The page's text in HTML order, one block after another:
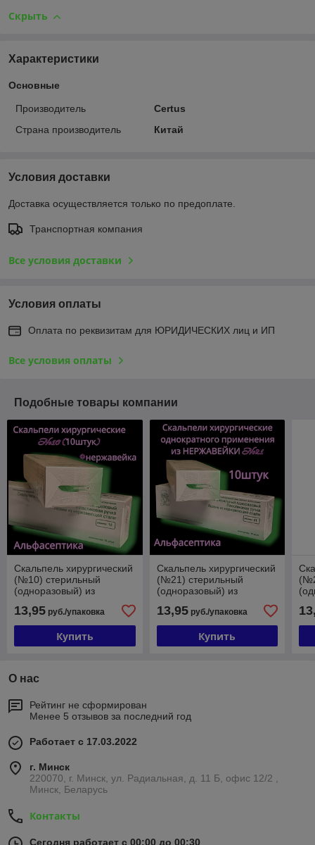
Скрыть
Характеристики
Основные
Производитель
Certus
Страна производитель
Китай
Условия доставки
Доставка осуществляется только по предоплате.
Транспортная компания
Все условия доставки
Условия оплаты
Оплата по реквизитам для ЮРИДИЧЕСКИХ лиц и ИП
Все условия оплаты
Подобные товары компании
Скальпель хирургический
(№10) стерильный
(одноразовый) из
CERTUS (упаковка 10
штук) +20% НДС
13,95 руб./упаковка
Купить
Скальпель хирургический
(№21) стерильный
(одноразовый) из
НЕРЖАВЕЮЩЕЙ стали
CERTUS (упаковка 10
штук) +20% НДС
13,95руб./упаковка
Купить
О нас
Рейтинг не сформирован
Менее 5 отзывов за последний год
Работает с 17.03.2022
г. Минск
220070, г. Минск, ул. Радиальная, д. 11 Б, офис 12/2 ,
Минск, Беларусь
Контакты
Сегодня работает с 00:00 до 00:30